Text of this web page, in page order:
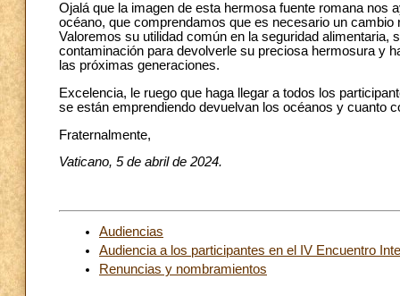
Ojalá que la imagen de esta hermosa fuente romana nos
océano, que comprendamos que es necesario un
Valoremos su utilidad común en la seguridad
contaminación para devolverle su preciosa hermosura y
las próximas generaciones.
Excelencia, le ruego que haga llegar a todos los
se están emprendiendo devuelvan los océanos y cuanto
Fraternalmente,
Vaticano, 5 de abril de 2024.
Audiencias
Audiencia a los participantes en el IV Encuentro
Renuncias y nombramientos